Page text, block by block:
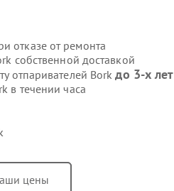
отказе от ремонта
собственной доставкой
отпаривателей Borkдо 3-х лет
в течении часа
цены